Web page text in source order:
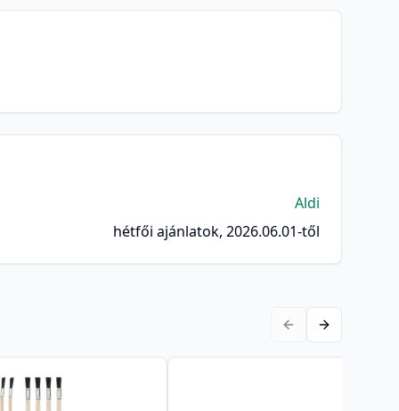
Aldi
hétfői ajánlatok, 2026.06.01-től